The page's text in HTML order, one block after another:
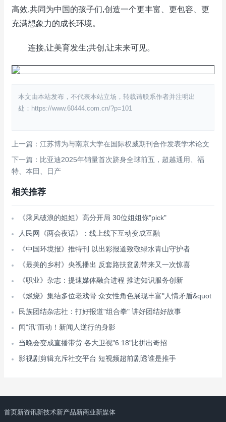
高效,共同为中国的孩子们,创造一个更丰富、更包容、更
充满想象力的成长环境。
连接,让美育发生;共创,让未来可见。
本文由本站发布，不代表本站立场，转载请联系作者并注明出
处：https://www.60444.com.cn/?p=101
上一篇：江苏博为与南京大学在国际权威期刊合作发表学术论文
下一篇：比亚迪2025年销量首次跻身全球前五，超越通用、福
特、本田、日产
相关推荐
《乘风破浪的姐姐》高分开局 30位姐姐你"pick"
人民网《两会夜话》：线上线下互动变成互融
《中国环境报》推特刊 以出彩报道致敬绿水青山守护者
《最美的乡村》央视播出 反套路扶贫剧带来又一次惊喜
《职业》杂志：提速媒体融合进程 推进知识服务创新
《燃烧》集结多位老戏骨 众女性角色展现丰富"人情矛盾&quot
民族团结杂志社：打好报道"组合拳" 讲好团结好故事
闻"汛"而动！新闻人逆行的身影
当晚会变成直播带货 各大卫视"6.18"比拼出奇招
影视剧剪辑充斥社交平台 短视频超前剧透谁是推手
首页新资讯新技术新产品新商业新媒体